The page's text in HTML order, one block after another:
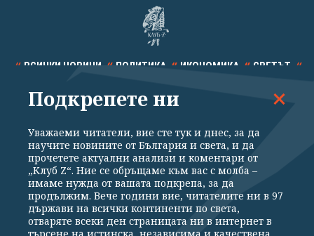
ВСИЧКИ НОВИНИ ПОЛИТИКА ИКОНОМИКА СВЕТЪТ
СПОРТ КУЛТУРА ТЕХНОЛОГИИ КАЛЕЙДОСКОП
Общи условия
Политика за поверителност
Реклама
Партньори Контакти
За Клуб Z
Подкрепете ни
Уважаеми читатели, вие сте тук и днес, за да
научите новините от България и света, и да
прочетете актуални анализи и коментари от
„Клуб Z“. Ние се обръщаме към вас с молба –
имаме нужда от вашата подкрепа, за да
продължим. Вече години вие, читателите ни в 97
държави на всички континенти по света,
отваряте всеки ден страницата ни в интернет в